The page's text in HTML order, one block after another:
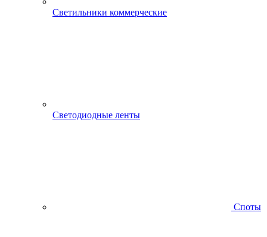
Светильники коммерческие
Светодиодные ленты
Споты